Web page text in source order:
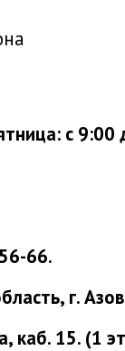
района
с 9:00
66.
г.
каб. 15. (1